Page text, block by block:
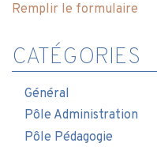
Remplir le formulaire
CATÉGORIES
Général
Pôle Administration
Pôle Pédagogie